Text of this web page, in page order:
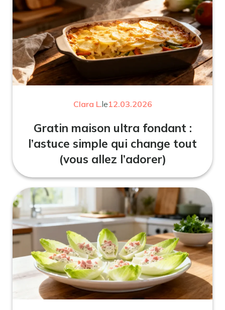
Clara L.le12.03.2026
Gratin maison ultra fondant :
l’astuce simple qui change tout
(vous allez l’adorer)